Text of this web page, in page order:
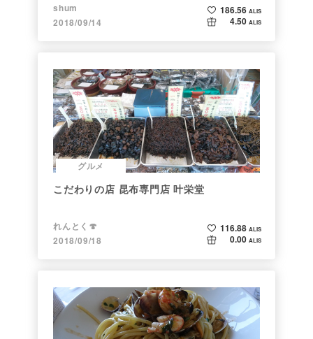
shum
2018/09/14
186.56 ALIS
4.50 ALIS
グルメ
こだわりの店 昆布専門店 叶栄堂
れんとく🍄
2018/09/18
116.88 ALIS
0.00 ALIS